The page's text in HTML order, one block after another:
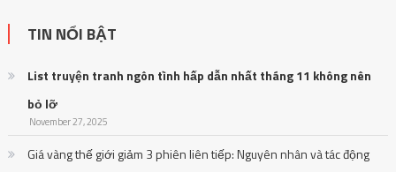
TIN NỔI BẬT
List truyện tranh ngôn tình hấp dẫn nhất tháng 11 không nên
bỏ lỡ
November 27, 2025
Giá vàng thế giới giảm 3 phiên liên tiếp: Nguyên nhân và tác động